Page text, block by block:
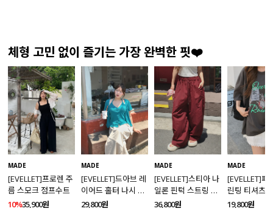
체형 고민 없이 즐기는 가장 완벽한 핏❤️
MADE
[EVELLET]프로렌 주
름 스모크 점프수트
10%35,900원
MADE
[EVELLET]드아브 레
이어드 홀터 나시 가
디건 티셔츠
29,800원
MADE
[EVELLET]스티아 나
일론 핀턱 스트링 커
브드 밴딩팬츠
36,800원
MADE
[EVELLET]페
린팅 티셔츠
19,800원